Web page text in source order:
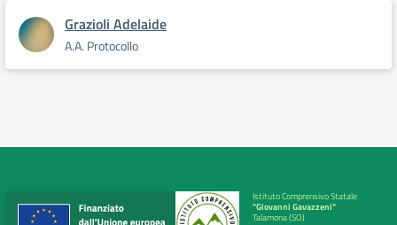
Grazioli Adelaide
A.A. Protocollo
Istituto Comprensivo Statale
"Giovanni Gavazzeni"
Talamona (SO)